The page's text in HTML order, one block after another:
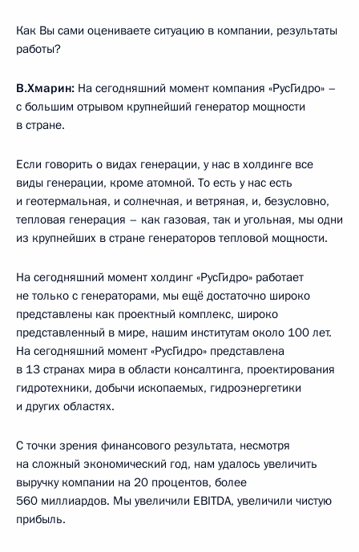
Как Вы сами оцениваете ситуацию в компании, результаты
работы?
В.Хмарин: На сегодняшний момент компания «РусГидро» –
с большим отрывом крупнейший генератор мощности
в стране.
Если говорить о видах генерации, у нас в холдинге все
виды генерации, кроме атомной. То есть у нас есть
и геотермальная, и солнечная, и ветряная, и, безусловно,
тепловая генерация – как газовая, так и угольная, мы одни
из крупнейших в стране генераторов тепловой мощности.
На сегодняшний момент холдинг «РусГидро» работает
не только с генераторами, мы ещё достаточно широко
представлены как проектный комплекс, широко
представленный в мире, нашим институтам около 100 лет.
На сегодняшний момент «РусГидро» представлена
в 13 странах мира в области консалтинга, проектирования
гидротехники, добычи ископаемых, гидроэнергетики
и других областях.
С точки зрения финансового результата, несмотря
на сложный экономический год, нам удалось увеличить
выручку компании на 20 процентов, более
560 миллиардов. Мы увеличили EBITDA, увеличили чистую
прибыль.